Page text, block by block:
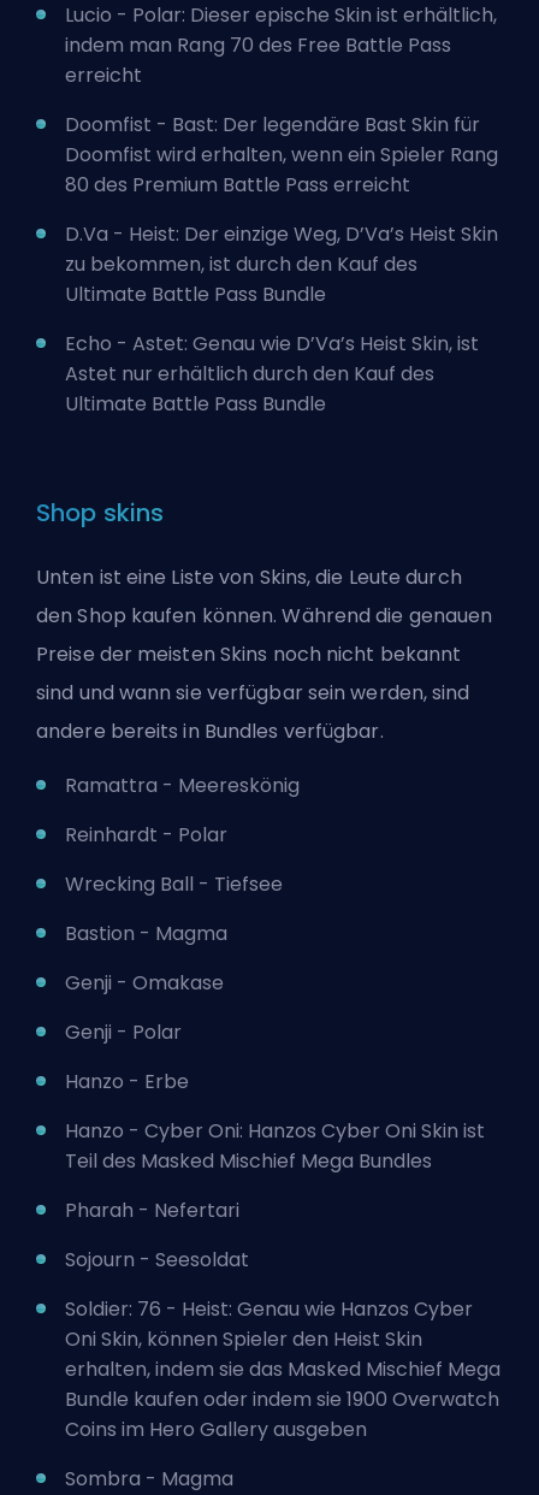
Lucio - Polar: Dieser epische Skin ist erhältlich,
indem man Rang 70 des Free Battle Pass
erreicht
Doomfist - Bast: Der legendäre Bast Skin für
Doomfist wird erhalten, wenn ein Spieler Rang
80 des Premium Battle Pass erreicht
D.Va - Heist: Der einzige Weg, D’Va’s Heist Skin
zu bekommen, ist durch den Kauf des
Ultimate Battle Pass Bundle
Echo - Astet: Genau wie D’Va’s Heist Skin, ist
Astet nur erhältlich durch den Kauf des
Ultimate Battle Pass Bundle
Shop skins
Unten ist eine Liste von Skins, die Leute durch
den Shop kaufen können. Während die genauen
Preise der meisten Skins noch nicht bekannt
sind und wann sie verfügbar sein werden, sind
andere bereits in Bundles verfügbar.
Ramattra - Meereskönig
Reinhardt - Polar
Wrecking Ball - Tiefsee
Bastion - Magma
Genji - Omakase
Genji - Polar
Hanzo - Erbe
Hanzo - Cyber Oni: Hanzos Cyber Oni Skin ist
Teil des Masked Mischief Mega Bundles
Pharah - Nefertari
Sojourn - Seesoldat
Soldier: 76 - Heist: Genau wie Hanzos Cyber
Oni Skin, können Spieler den Heist Skin
erhalten, indem sie das Masked Mischief Mega
Bundle kaufen oder indem sie 1900 Overwatch
Coins im Hero Gallery ausgeben
Sombra - Magma